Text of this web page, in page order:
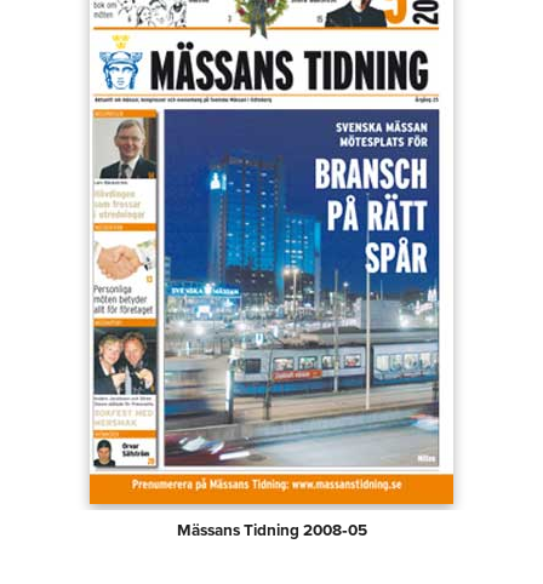
Mässans Tidning 2008‑05